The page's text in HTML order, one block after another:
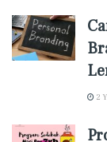
2